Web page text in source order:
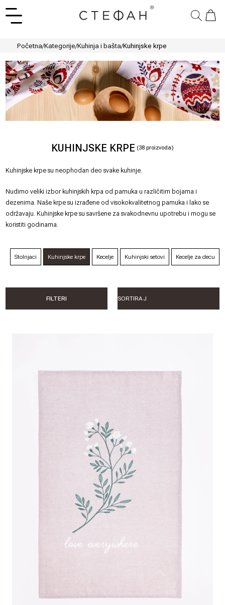
Početna/Kategorije/Kuhinja i bašta/Kuhinjske krpe
KUHINJSKE KRPE (38 proizvoda)
Kuhinjske krpe su neophodan deo svake kuhinje.
Nudimo veliki izbor kuhinjskih krpa od pamuka u različitim bojama i
dezenima. Naše krpe su izrađene od visokokvalitetnog pamuka i lako se
održavaju. Kuhinjske krpe su savršene za svakodnevnu upotrebu i mogu se
koristiti godinama.
Stolnjaci Kuhinjske krpe Kecelje Kuhinjski setovi Kecelje za decu
FILTERI